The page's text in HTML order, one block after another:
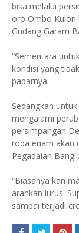
bisa melalui
oro Ombo Kulon
Gudang Garam
“Sementara
kondisi yang
paparnya.
Sedangkan
mengalami
persimpangan
roda enam akan
Pegadaian Bangil.
“Biasanya kan
arahkan lurus.
sampai terjadi